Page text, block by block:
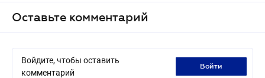
Оставьте комментарий
Войдите, чтобы оставить
комментарий
войти